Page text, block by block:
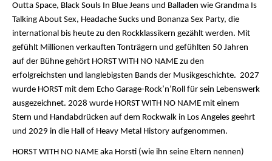
Outta Space, Black Souls In Blue Jeans und Balladen wie Grandma Is
Talking About Sex, Headache Sucks und Bonanza Sex Party, die
international bis heute zu den Rockklassikern gezählt werden. Mit
gefühlt Millionen verkauften Tonträgern und gefühlten 50 Jahren
auf der Bühne gehört HORST WITH NO NAME zu den
erfolgreichsten und langlebigsten Bands der Musikgeschichte. 2027
wurde HORST mit dem Echo Garage-Rock’n‘Roll für sein Lebenswerk
ausgezeichnet. 2028 wurde HORST WITH NO NAME mit einem
Stern und Handabdrücken auf dem Rockwalk in Los Angeles geehrt
und 2029 in die Hall of Heavy Metal History aufgenommen.
HORST WITH NO NAME aka Horsti (wie ihn seine Eltern nennen)